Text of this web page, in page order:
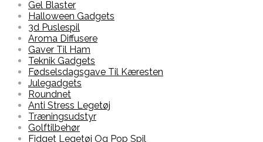
Gel Blaster
Halloween Gadgets
3d Puslespil
Aroma Diffusere
Gaver Til Ham
Teknik Gadgets
Fødselsdagsgave Til Kæresten
Julegadgets
Roundnet
Anti Stress Legetøj
Træningsudstyr
Golftilbehør
Fidget Legetøj Og Pop Spil